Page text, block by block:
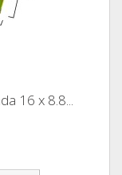
16 x 8.8...